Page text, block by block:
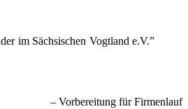
im Sächsischen Vogtland e.V.”
Vorbereitung für Firmenlauf